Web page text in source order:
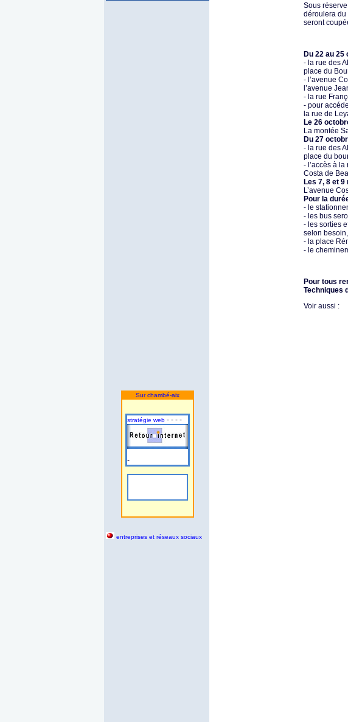
Sur chambé-aix
stratégie web- - - -
-
entreprises et réseaux sociaux
Sous
déroulera du
seront
Du 22 au 25
- la rue des
place du
- l’avenue
l’avenue
- la rue
- pour
la rue de
Le 26
La montée
Du 27
- la rue des
place du
- l’accès à
Costa de
Les 7, 8 et
L’avenue
Pour la
- le
- les bus
- les sorties
selon besoin,
- la place
- le
Pour tous
Techniques
Voir aussi :